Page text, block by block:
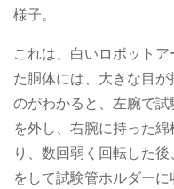
様子。
これは、白いロボット
た胴体には、大きな目
のがわかると、左腕で
を外し、右腕に持った
り、数回弱く回転した
をして試験管ホルダーに